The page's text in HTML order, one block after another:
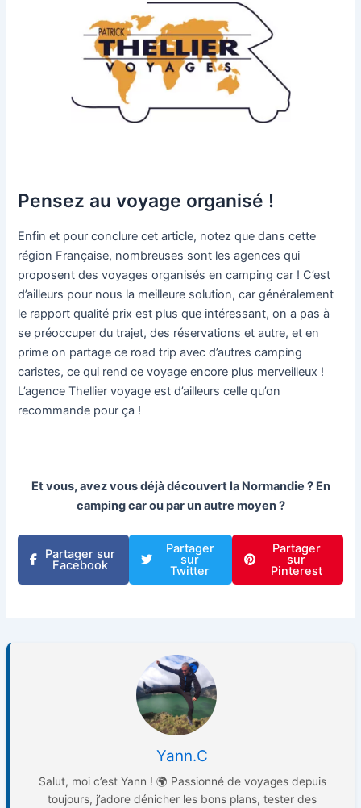
Pensez au voyage organisé !
Enfin et pour conclure cet article, notez que dans cette
région Française, nombreuses sont les agences qui
proposent des voyages organisés en camping car ! C’est
d’ailleurs pour nous la meilleure solution, car généralement
le rapport qualité prix est plus que intéressant, on a pas à
se préoccuper du trajet, des réservations et autre, et en
prime on partage ce road trip avec d’autres camping
caristes, ce qui rend ce voyage encore plus merveilleux !
L’agence Thellier voyage est d’ailleurs celle qu’on
recommande pour ça !
Et vous, avez vous déjà découvert la Normandie ? En
camping car ou par un autre moyen ?
Partager sur
Facebook
Partager
sur
Twitter
Partager
sur
Pinterest
Yann.C
Salut, moi c’est Yann ! 🌍 Passionné de voyages depuis
toujours, j’adore dénicher les bons plans, tester des